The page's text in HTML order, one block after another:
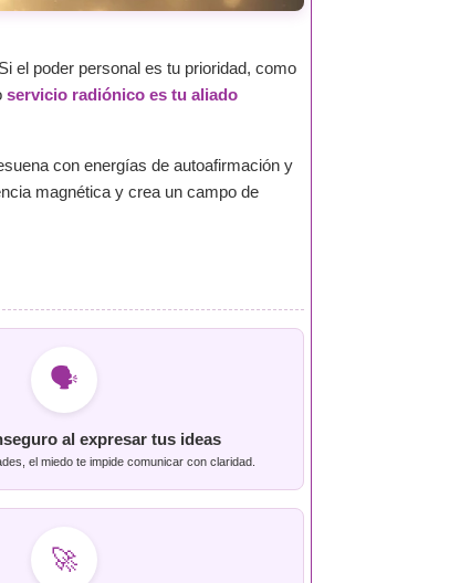
el poder personal es tu prioridad, como
servicio radiónico es tu aliado
con energías de autoafirmación y
magnética y crea un campo de
🗣️
al expresar tus ideas
el miedo te impide comunicar con claridad.
🚀